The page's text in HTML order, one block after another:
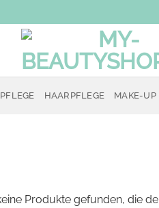
HAARPFLEGE MAKE-UP
Produkte gefunden, die